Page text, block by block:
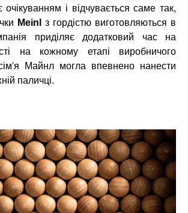
очікуванням і відчувається саме так,
Meinl з гордістю виготовляються в
приділяє додатковий час на
на кожному етапі виробничого
Майнл могла впевнено нанести
паличці.